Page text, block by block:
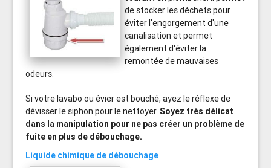
de stocker les déchets pour
éviter l'engorgement d'une
canalisation et permet
également d'éviter la
remontée de mauvaises
odeurs.
Si votre lavabo ou évier est bouché, ayez le réflexe de
dévisser le siphon pour le nettoyer.Soyez très délicat
dans la manipulation pour ne pas créer un problème de
fuite en plus de débouchage.
Liquide chimique de débouchage